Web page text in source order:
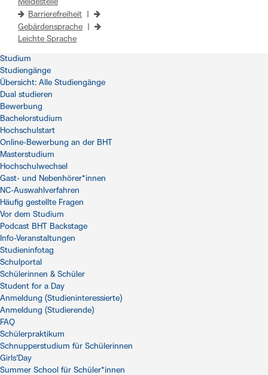
Meldestelle
Barrierefreiheit
Gebärdensprache
Leichte Sprache
Studium
Studiengänge
Übersicht: Alle Studiengänge
Dual studieren
Bewerbung
Bachelorstudium
Hochschulstart
Online-Bewerbung an der BHT
Masterstudium
Hochschulwechsel
Gast- und Nebenhörer*innen
NC-Auswahlverfahren
Häufig gestellte Fragen
Vor dem Studium
Podcast BHT Backstage
Info-Veranstaltungen
Studieninfotag
Schulportal
Schülerinnen & Schüler
Student for a Day
Anmeldung (Studieninteressierte)
Anmeldung (Studierende)
FAQ
Schülerpraktikum
Schnupperstudium für Schülerinnen
Girls'Day
Summer School für Schüler*innen